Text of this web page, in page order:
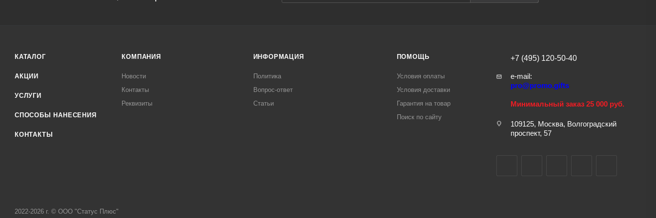
КАТАЛОГ
АКЦИИ
УСЛУГИ
СПОСОБЫ НАНЕСЕНИЯ
КОНТАКТЫ
КОМПАНИЯ
Новости
Контакты
Реквизиты
ИНФОРМАЦИЯ
Политика
Вопрос-ответ
Статьи
ПОМОЩЬ
Условия оплаты
Условия доставки
Гарантия на товар
Поиск по сайту
+7 (495) 120-50-40
e-mail:
pro@promo.gifts
Минимальный заказ 25 000 руб.
109125, Москва, Волгоградский
проспект, 57
2022-2026 г. © ООО "Статус Плюс"